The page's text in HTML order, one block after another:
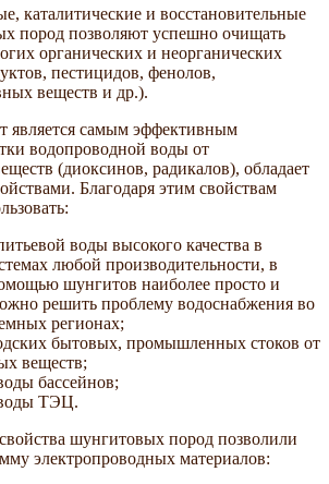
каталитические и восстановительные
пород позволяют успешно очищать
органических и неорганических
пестицидов, фенолов,
веществ и др.).
является самым эффективным
водопроводной воды от
(диоксинов, радикалов), обладает
Благодаря этим свойствам
воды высокого качества в
любой производительности, в
шунгитов наиболее просто и
решить проблему водоснабжения во
регионах;
бытовых, промышленных стоков от
веществ;
бассейнов;
ТЭЦ.
шунгитовых пород позволили
электропроводных материалов: